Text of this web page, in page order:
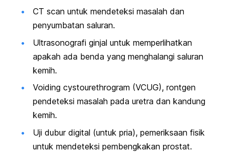
CT scan untuk mendeteksi masalah dan
penyumbatan saluran.
Ultrasonografi ginjal untuk memperlihatkan
apakah ada benda yang menghalangi saluran
kemih.
Voiding cystourethrogram (VCUG), rontgen
pendeteksi masalah pada uretra dan kandung
kemih.
Uji dubur digital (untuk pria), pemeriksaan fisik
untuk mendeteksi pembengkakan prostat.